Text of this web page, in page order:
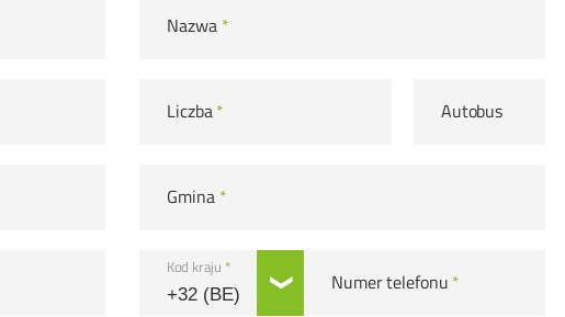
Nazwa *
Liczba* Autobus
Gmina *
Kod kraju *
Numer telefonu *